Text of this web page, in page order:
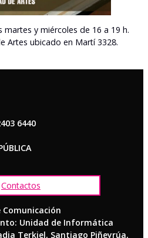
martes y miércoles de 16 a 19 h.
Artes ubicado en Martí 3328.
6440
Contactos
Unidad de Informática
Terkiel, Santiago Piñeyrúa,